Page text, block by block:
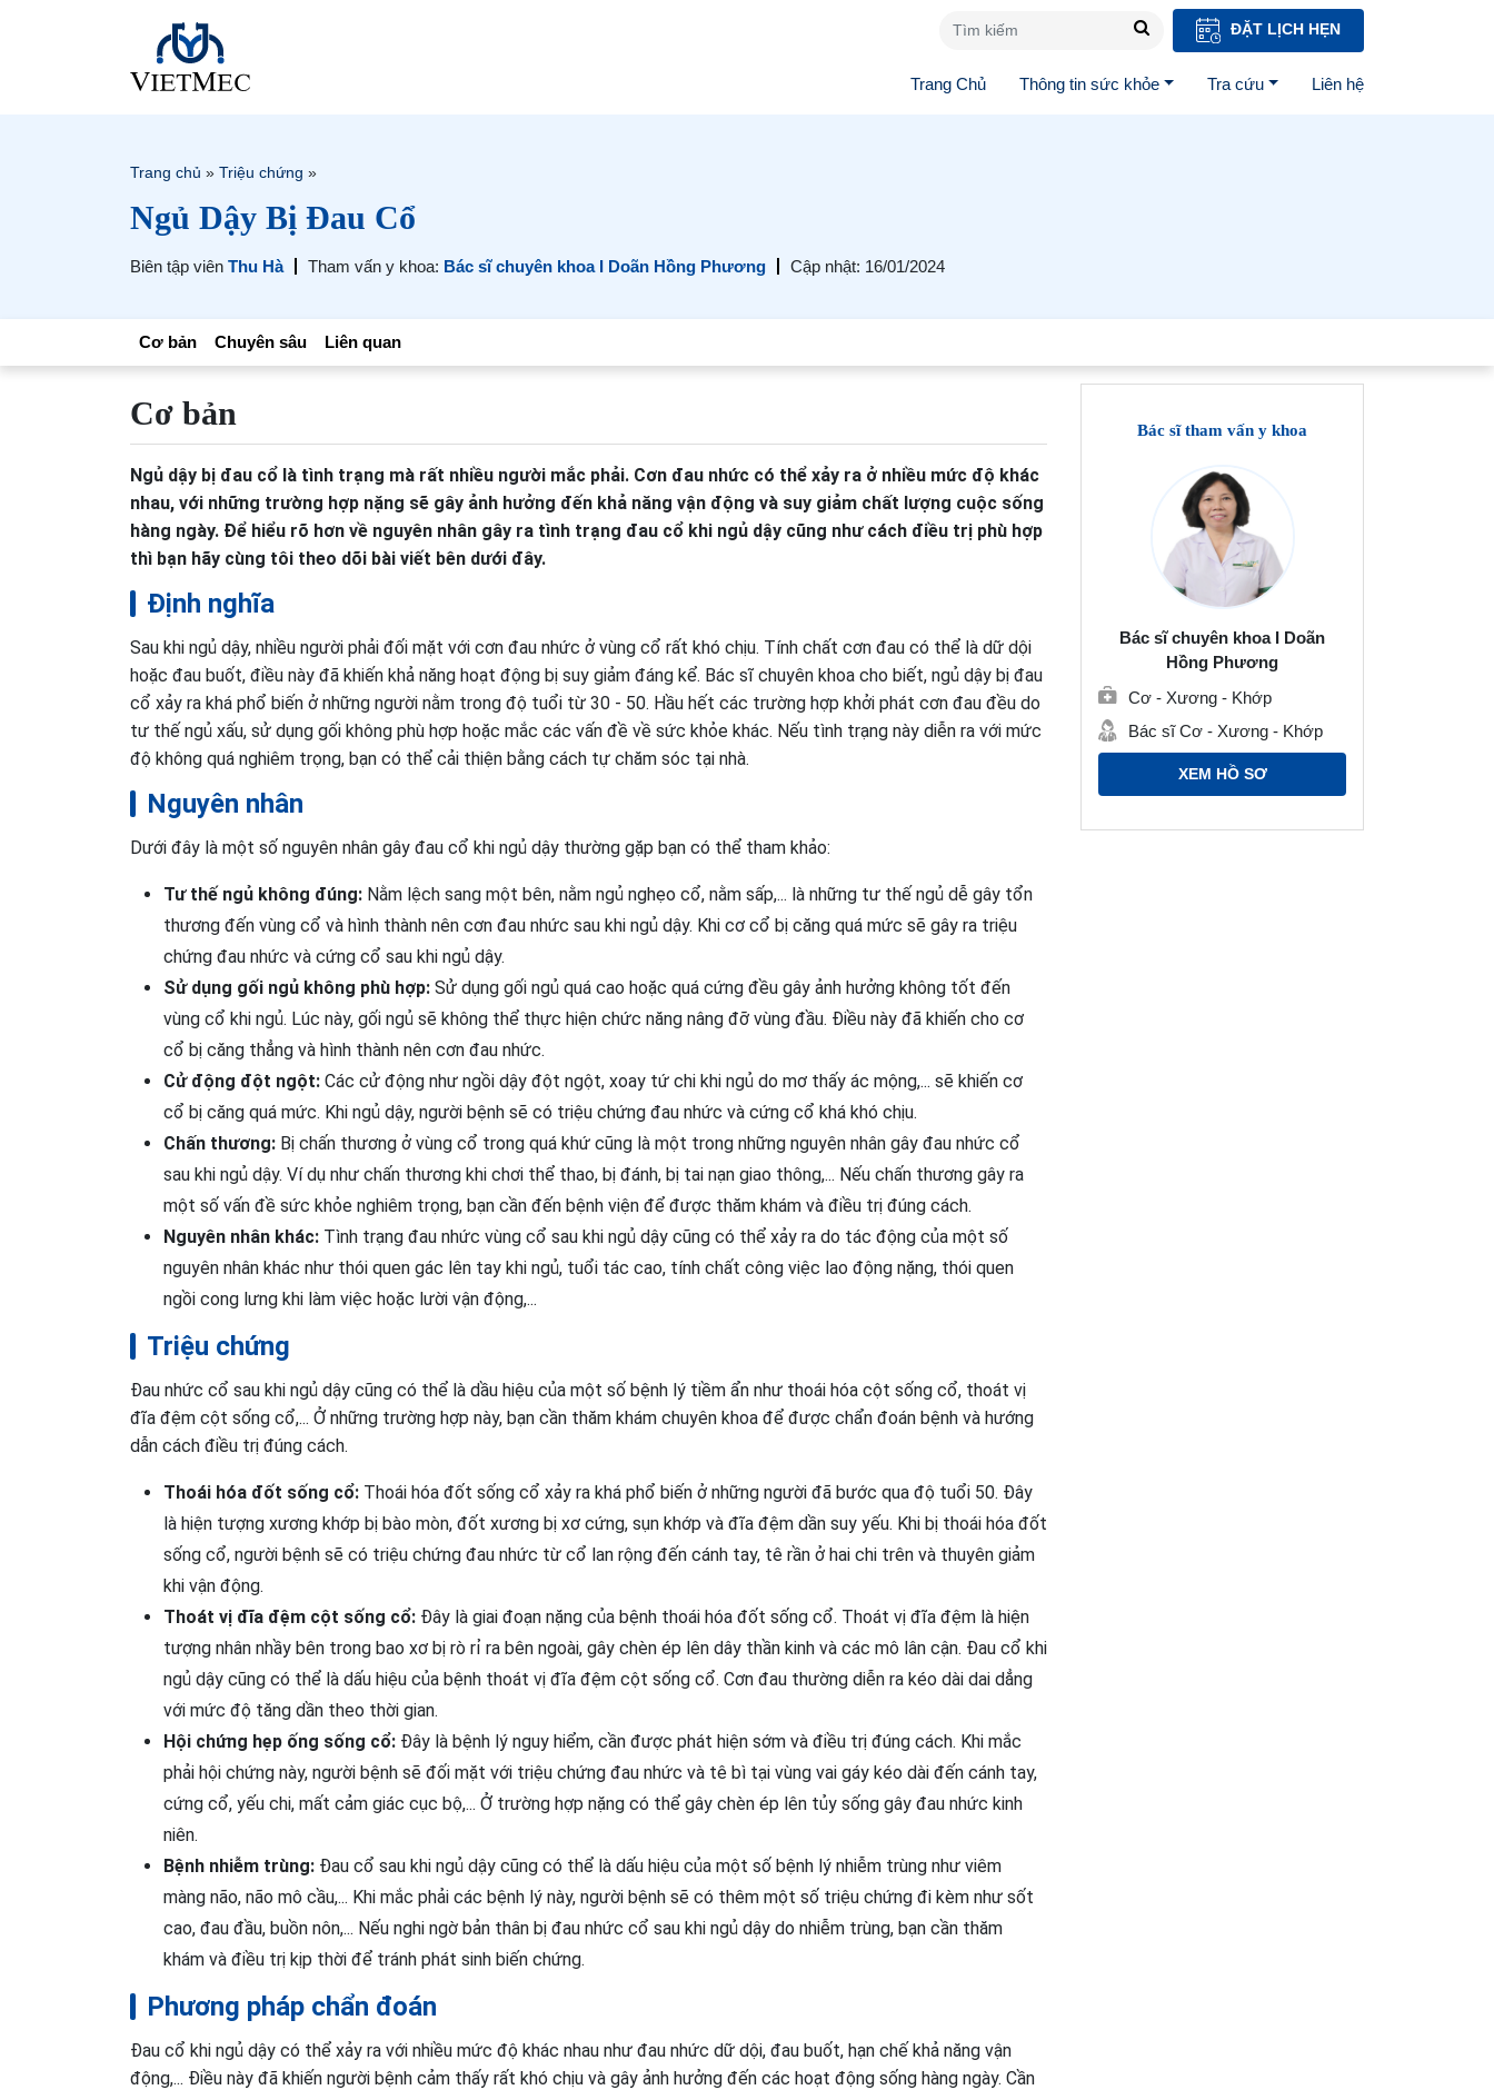
ĐẶT LỊCH HẸN
Trang Chủ Thông tin sức khỏe Tra cứu Liên hệ
Trang chủ » Triệu chứng »
Ngủ Dậy Bị Đau Cổ
Biên tập viên Thu Hà Tham vấn y khoa: Bác sĩ chuyên khoa I Doãn Hồng Phương Cập nhật: 16/01/2024
Cơ bản Chuyên sâu Liên quan
Cơ bản
Ngủ dậy bị đau cổ là tình trạng mà rất nhiều người mắc phải. Cơn đau nhức có thể xảy ra ở nhiều mức độ khác
nhau, với những trường hợp nặng sẽ gây ảnh hưởng đến khả năng vận động và suy giảm chất lượng cuộc sống
hàng ngày. Để hiểu rõ hơn về nguyên nhân gây ra tình trạng đau cổ khi ngủ dậy cũng như cách điều trị phù hợp
thì bạn hãy cùng tôi theo dõi bài viết bên dưới đây.
Định nghĩa
Sau khi ngủ dậy, nhiều người phải đối mặt với cơn đau nhức ở vùng cổ rất khó chịu. Tính chất cơn đau có thể là dữ dội
hoặc đau buốt, điều này đã khiến khả năng hoạt động bị suy giảm đáng kể. Bác sĩ chuyên khoa cho biết, ngủ dậy bị đau
cổ xảy ra khá phổ biến ở những người nằm trong độ tuổi từ 30 - 50. Hầu hết các trường hợp khởi phát cơn đau đều do
tư thế ngủ xấu, sử dụng gối không phù hợp hoặc mắc các vấn đề về sức khỏe khác. Nếu tình trạng này diễn ra với mức
độ không quá nghiêm trọng, bạn có thể cải thiện bằng cách tự chăm sóc tại nhà.
Nguyên nhân
Dưới đây là một số nguyên nhân gây đau cổ khi ngủ dậy thường gặp bạn có thể tham khảo:
Tư thế ngủ không đúng: Nằm lệch sang một bên, nằm ngủ nghẹo cổ, nằm sấp,... là những tư thế ngủ dễ gây tổn
thương đến vùng cổ và hình thành nên cơn đau nhức sau khi ngủ dậy. Khi cơ cổ bị căng quá mức sẽ gây ra triệu
chứng đau nhức và cứng cổ sau khi ngủ dậy.
Sử dụng gối ngủ không phù hợp: Sử dụng gối ngủ quá cao hoặc quá cứng đều gây ảnh hưởng không tốt đến
vùng cổ khi ngủ. Lúc này, gối ngủ sẽ không thể thực hiện chức năng nâng đỡ vùng đầu. Điều này đã khiến cho cơ
cổ bị căng thẳng và hình thành nên cơn đau nhức.
Cử động đột ngột: Các cử động như ngồi dậy đột ngột, xoay tứ chi khi ngủ do mơ thấy ác mộng,... sẽ khiến cơ
cổ bị căng quá mức. Khi ngủ dậy, người bệnh sẽ có triệu chứng đau nhức và cứng cổ khá khó chịu.
Chấn thương: Bị chấn thương ở vùng cổ trong quá khứ cũng là một trong những nguyên nhân gây đau nhức cổ
sau khi ngủ dậy. Ví dụ như chấn thương khi chơi thể thao, bị đánh, bị tai nạn giao thông,... Nếu chấn thương gây ra
một số vấn đề sức khỏe nghiêm trọng, bạn cần đến bệnh viện để được thăm khám và điều trị đúng cách.
Nguyên nhân khác: Tình trạng đau nhức vùng cổ sau khi ngủ dậy cũng có thể xảy ra do tác động của một số
nguyên nhân khác như thói quen gác lên tay khi ngủ, tuổi tác cao, tính chất công việc lao động nặng, thói quen
ngồi cong lưng khi làm việc hoặc lười vận động,...
Triệu chứng
Đau nhức cổ sau khi ngủ dậy cũng có thể là dầu hiệu của một số bệnh lý tiềm ẩn như thoái hóa cột sống cổ, thoát vị
đĩa đệm cột sống cổ,... Ở những trường hợp này, bạn cần thăm khám chuyên khoa để được chẩn đoán bệnh và hướng
dẫn cách điều trị đúng cách.
Thoái hóa đốt sống cổ: Thoái hóa đốt sống cổ xảy ra khá phổ biến ở những người đã bước qua độ tuổi 50. Đây
là hiện tượng xương khớp bị bào mòn, đốt xương bị xơ cứng, sụn khớp và đĩa đệm dần suy yếu. Khi bị thoái hóa đốt
sống cổ, người bệnh sẽ có triệu chứng đau nhức từ cổ lan rộng đến cánh tay, tê rần ở hai chi trên và thuyên giảm
khi vận động.
Thoát vị đĩa đệm cột sống cổ: Đây là giai đoạn nặng của bệnh thoái hóa đốt sống cổ. Thoát vị đĩa đệm là hiện
tượng nhân nhầy bên trong bao xơ bị rò rỉ ra bên ngoài, gây chèn ép lên dây thần kinh và các mô lân cận. Đau cổ khi
ngủ dậy cũng có thể là dấu hiệu của bệnh thoát vị đĩa đệm cột sống cổ. Cơn đau thường diễn ra kéo dài dai dẳng
với mức độ tăng dần theo thời gian.
Hội chứng hẹp ống sống cổ: Đây là bệnh lý nguy hiểm, cần được phát hiện sớm và điều trị đúng cách. Khi mắc
phải hội chứng này, người bệnh sẽ đối mặt với triệu chứng đau nhức và tê bì tại vùng vai gáy kéo dài đến cánh tay,
cứng cổ, yếu chi, mất cảm giác cục bộ,... Ở trường hợp nặng có thể gây chèn ép lên tủy sống gây đau nhức kinh
niên.
Bệnh nhiễm trùng: Đau cổ sau khi ngủ dậy cũng có thể là dấu hiệu của một số bệnh lý nhiễm trùng như viêm
màng não, não mô cầu,... Khi mắc phải các bệnh lý này, người bệnh sẽ có thêm một số triệu chứng đi kèm như sốt
cao, đau đầu, buồn nôn,... Nếu nghi ngờ bản thân bị đau nhức cổ sau khi ngủ dậy do nhiễm trùng, bạn cần thăm
khám và điều trị kịp thời để tránh phát sinh biến chứng.
Phương pháp chẩn đoán
Đau cổ khi ngủ dậy có thể xảy ra với nhiều mức độ khác nhau như đau nhức dữ dội, đau buốt, hạn chế khả năng vận
động,... Điều này đã khiến người bệnh cảm thấy rất khó chịu và gây ảnh hưởng đến các hoạt động sống hàng ngày. Cần
Bác sĩ tham vấn y khoa
Bác sĩ chuyên khoa I Doãn
Hồng Phương
Cơ - Xương - Khớp
Bác sĩ Cơ - Xương - Khớp
XEM HỒ SƠ